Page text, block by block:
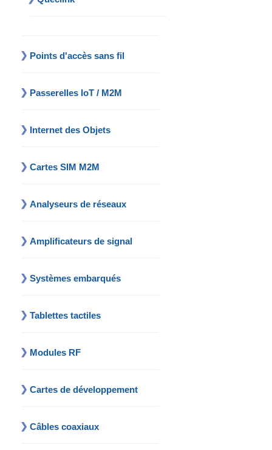
Points d'accès sans fil
Passerelles IoT / M2M
Internet des Objets
Cartes SIM M2M
Analyseurs de réseaux
Amplificateurs de signal
Systèmes embarqués
Tablettes tactiles
Modules RF
Cartes de développement
Câbles coaxiaux